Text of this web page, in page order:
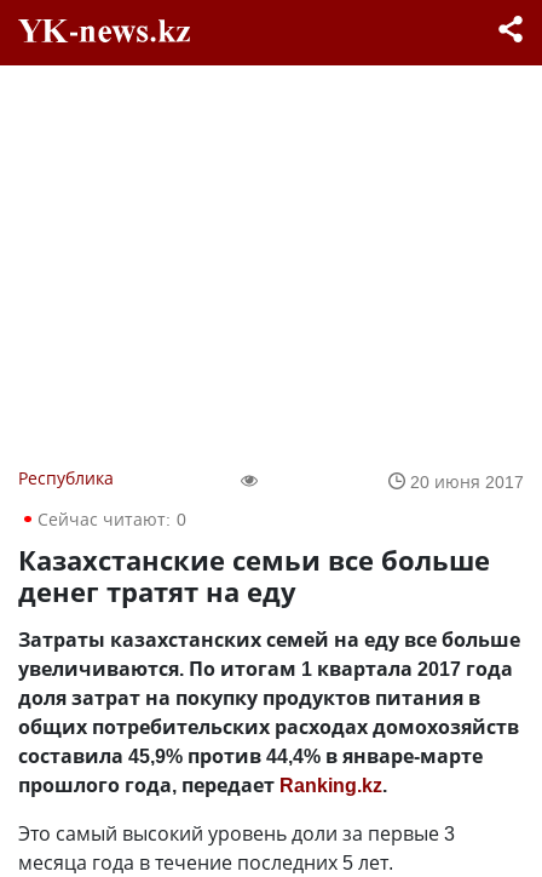
Республика
20 июня 2017
Сейчас читают: 0
Казахстанские семьи все больше
денег тратят на еду
Затраты казахстанских семей на еду все больше
увеличиваются. По итогам 1 квартала 2017 года
доля затрат на покупку продуктов питания в
общих потребительских расходах домохозяйств
составила 45,9% против 44,4% в январе-марте
прошлого года, передает Ranking.kz.
Это самый высокий уровень доли за первые 3
месяца года в течение последних 5 лет.